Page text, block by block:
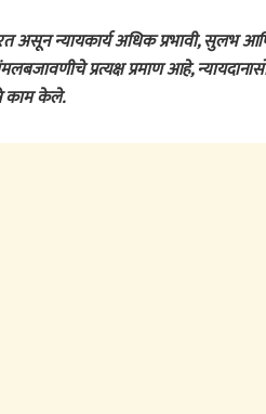
न्यायकार्य अधिक प्रभावी, सुलभ
प्रत्यक्ष प्रमाण आहे,
काम केले.